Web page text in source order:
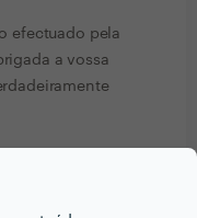
efectuado pela
a vossa